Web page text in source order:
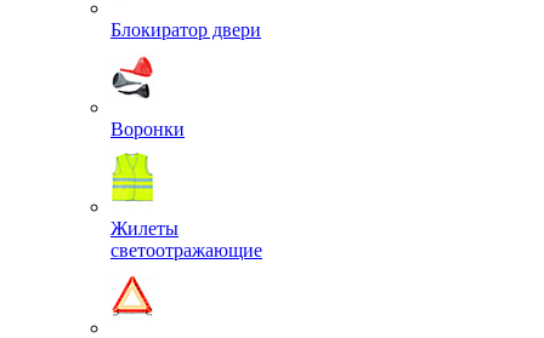
Блокиратор двери
Воронки
Жилеты
светоотражающие